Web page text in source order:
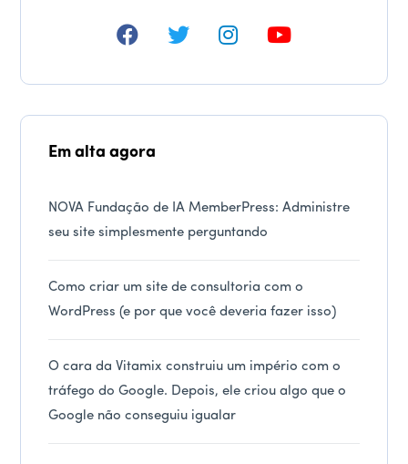
Em alta agora
NOVA Fundação de IA MemberPress: Administre
seu site simplesmente perguntando
Como criar um site de consultoria com o
WordPress (e por que você deveria fazer isso)
O cara da Vitamix construiu um império com o
tráfego do Google. Depois, ele criou algo que o
Google não conseguiu igualar